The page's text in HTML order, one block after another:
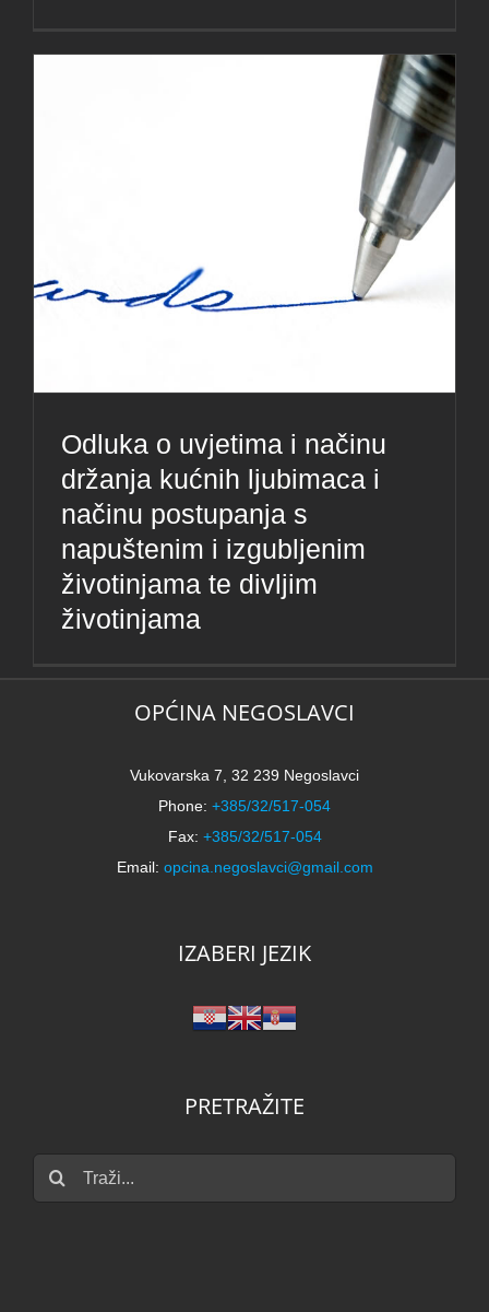
Odluka o uvjetima i načinu
držanja kućnih ljubimaca i
načinu postupanja s
napuštenim i izgubljenim
životinjama te divljim
životinjama
OPĆINA NEGOSLAVCI
Vukovarska 7, 32 239 Negoslavci
Phone: +385/32/517-054
Fax: +385/32/517-054
Email: opcina.negoslavci@gmail.com
IZABERI JEZIK
PRETRAŽITE
Traži...